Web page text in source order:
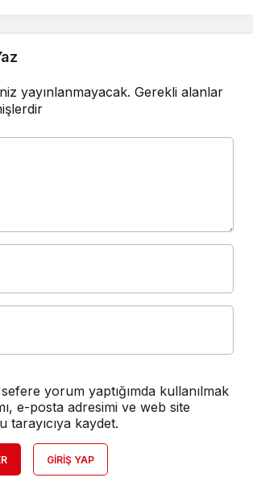
yayınlanmayacak. Gerekli alanlar
yorum yaptığımda kullanılmak
e-posta adresimi ve web site
tarayıcıya kaydet.
GIRIŞ YAP